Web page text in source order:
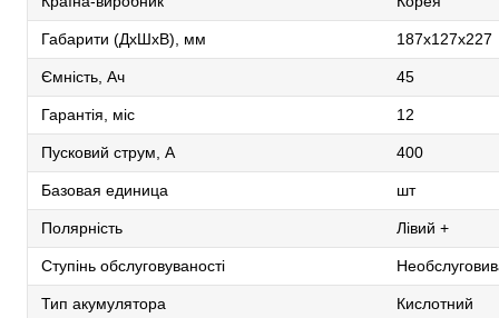
Габарити (ДхШхВ), мм 187х127х227
Ємність, Ач 45
Гарантія, міс 12
Пусковий струм, А 400
Базовая единица шт
Полярність Лівий +
Ступінь обслуговуваності
Тип акумулятора Кислотний